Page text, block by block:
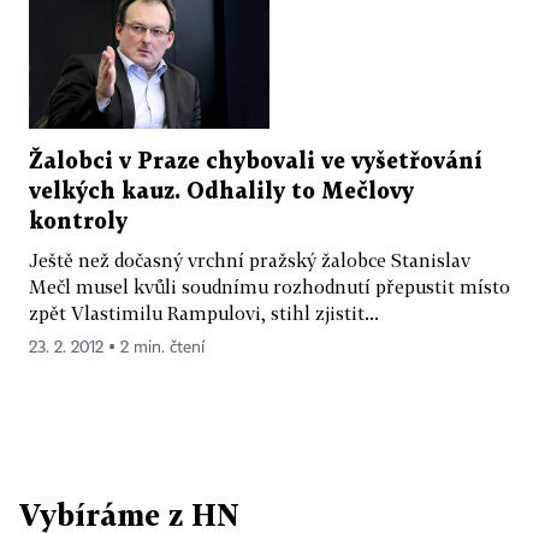
Žalobci v Praze chybovali ve vyšetřování
velkých kauz. Odhalily to Mečlovy
kontroly
Ještě než dočasný vrchní pražský žalobce Stanislav
Mečl musel kvůli soudnímu rozhodnutí přepustit místo
zpět Vlastimilu Rampulovi, stihl zjistit...
23. 2. 2012 ▪ 2 min. čtení
Vybíráme z HN